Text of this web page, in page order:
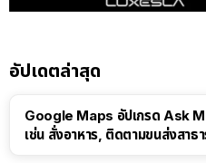
อัปเดตล่าสุด
Google Maps อัปเกรด Ask
เช่น สั่งอาหาร, ติดตามขนส่งสาธ